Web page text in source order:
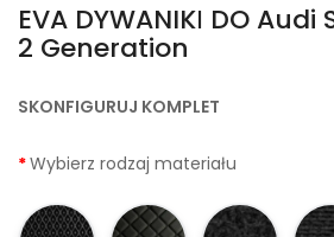
EVA DYWANIKІ DO
2 Generation
SKONFIGURUJ KOMPLET
Wybierz rodzaj materiału